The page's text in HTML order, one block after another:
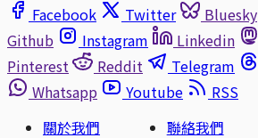
Facebook
Twitter Bluesky
Github
Instagram Linkedin
Pinterest
Reddit Telegram
Whatsapp
Youtube
RSS
關於我們
聯絡我們